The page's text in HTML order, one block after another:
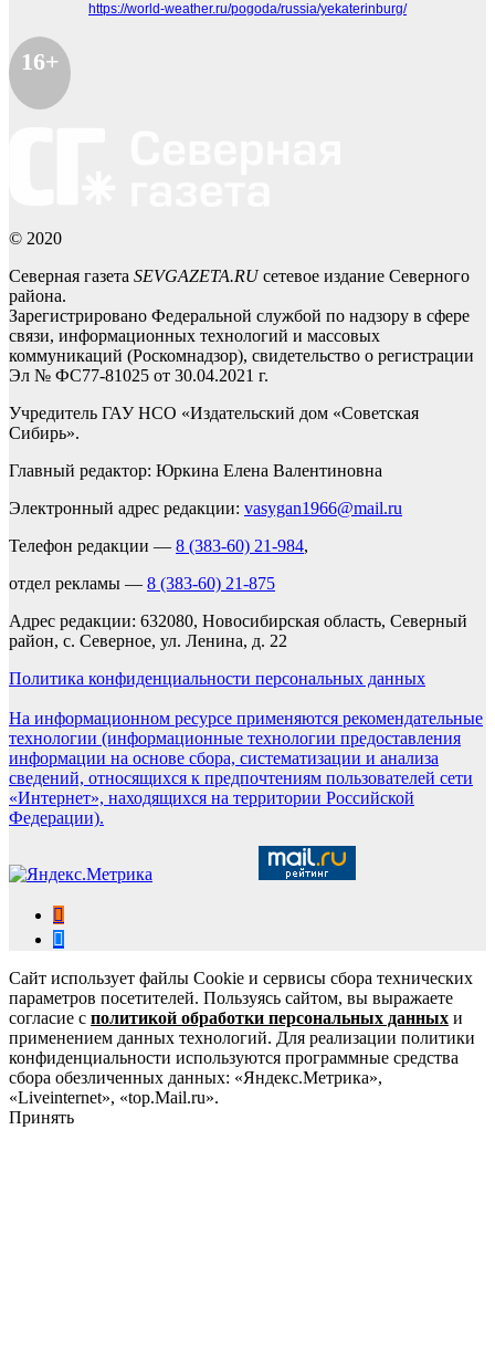
https://world-weather.ru/pogoda/russia/yekaterinburg/
16+
© 2020
Северная газета SEVGAZETA.RUсетевое издание Северного
района.
Зарегистрировано Федеральной службой по надзору в сфере
связи, информационных технологий и массовых
коммуникаций (Роскомнадзор), свидетельство о регистрации
Эл № ФС77-81025 от 30.04.2021 г.
Учредитель ГАУ НСО «Издательский дом «Советская
Сибирь».
Главный редактор: Юркина Елена Валентиновна
Электронный адрес редакции: vasygan1966@mail.ru
Телефон редакции — 8 (383-60) 21-984,
отдел рекламы — 8 (383-60) 21-875
Адрес редакции: 632080, Новосибирская область, Северный
район, с. Северное, ул. Ленина, д. 22
Политика конфиденциальности персональных данных
На информационном ресурсе применяются рекомендательные
технологии (информационные технологии предоставления
информации на основе сбора, систематизации и анализа
сведений, относящихся к предпочтениям пользователей сети
«Интернет», находящихся на территории Российской
Федерации).
Сайт использует файлы Cookie и сервисы сбора технических
параметров посетителей. Пользуясь сайтом, вы выражаете
согласие с политикой обработки персональных данных и
применением данных технологий. Для реализации политики
конфиденциальности используются программные средства
сбора обезличенных данных: «Яндекс.Метрика»,
«Liveinternet», «top.Mail.ru».
Принять